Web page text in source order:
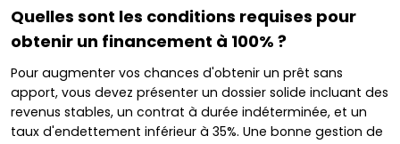
Quelles sont les conditions requises pour
obtenir un financement à 100% ?
Pour augmenter vos chances d'obtenir un prêt sans
apport, vous devez présenter un dossier solide incluant des
revenus stables, un contrat à durée indéterminée, et un
taux d'endettement inférieur à 35%. Une bonne gestion de